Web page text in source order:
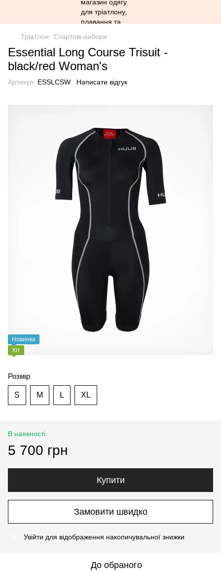
Тріатлон Стартові набори
Essential Long Course Trisuit -
black/red Woman's
Артикул: ESSLCSW Написати відгук
Новинка
Хіт
Розмір
S M L XL
В наявності
5 700 грн
Купити
Замовити швидко
Увійти для відображення накопичувальної знижки
До обраного